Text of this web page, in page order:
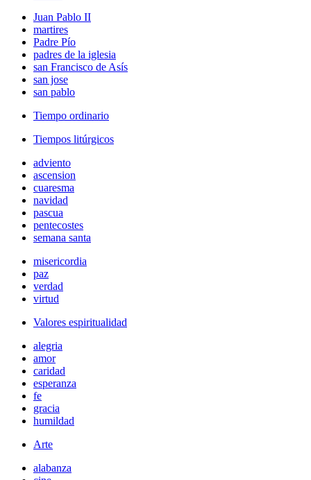
Juan Pablo II
martires
Padre Pío
padres de la iglesia
san Francisco de Asís
san jose
san pablo
Tiempo ordinario
Tiempos litúrgicos
adviento
ascension
cuaresma
navidad
pascua
pentecostes
semana santa
misericordia
paz
verdad
virtud
Valores espiritualidad
alegria
amor
caridad
esperanza
fe
gracia
humildad
Arte
alabanza